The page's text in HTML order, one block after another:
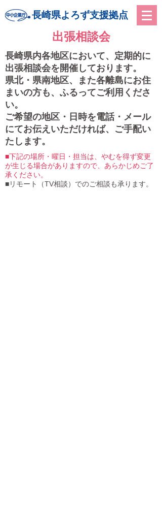
長崎県よろず支援拠点
出張相談会
長崎県内各地区において、定期的に
出張相談会を開催しております。
​県北・県南地区、また各離島にお住
まいの方も、ふるってご利用くださ
い。
ご希望の地区・日時を電話・メール
にてお伝えいただければ、ご手配い
たします。
■下記の場所・曜日・担当は、やむを得ず変更
が生じる場合がありますので、あらかじめご了
承ください。
​■リモート（TV相談）でのご相談も承ります。